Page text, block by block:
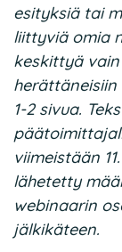
esityksiä tai
liittyviä omia
keskittyä
herättäneisiin
1-2 sivua.
viimeistään
lähetetty
webinaarin
jälkikäteen.